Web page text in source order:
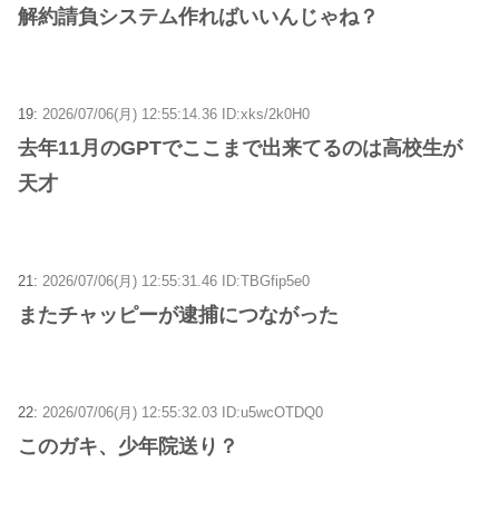
解約請負システム作ればいいんじゃね？
19: 2026/07/06(月) 12:55:14.36 ID:xks/2k0H0
去年11月のGPTでここまで出来てるのは高校生が
天才
21: 2026/07/06(月) 12:55:31.46 ID:TBGfip5e0
またチャッピーが逮捕につながった
22: 2026/07/06(月) 12:55:32.03 ID:u5wcOTDQ0
このガキ、少年院送り？